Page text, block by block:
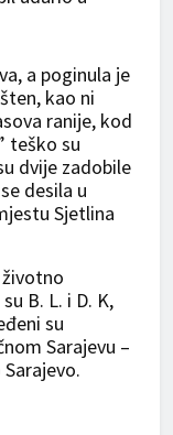
a poginula je
kao ni
ranije, kod
teško su
dvije zadobile
desila u
Sjetlina
životno
B. L. i D. K,
su
Sarajevu –